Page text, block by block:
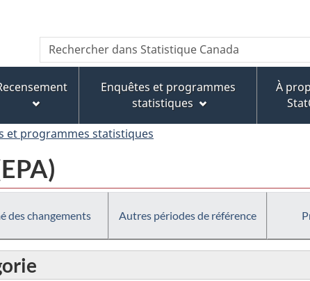
au
contenu
principal
« À
propos
de
ce
version
HTML
simplifiée
Recherche
Rechercher
dans
Canada
Enquêtes et programmes
statistiques
À
et programmes statistiques
des changements Autres périodes de référence